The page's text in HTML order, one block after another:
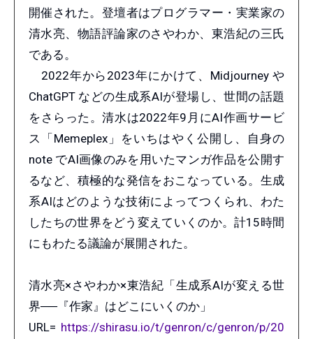
開催された。登壇者はプログラマー・実業家の
清水亮、物語評論家のさやわか、東浩紀の三氏
である。
2022年から2023年にかけて、Midjourney や
ChatGPT などの生成系AIが登場し、世間の話題
をさらった。清水は2022年9月にAI作画サービ
ス「Memeplex」をいちはやく公開し、自身の
note でAI画像のみを用いたマンガ作品を公開す
るなど、積極的な発信をおこなっている。生成
系AIはどのような技術によってつくられ、わた
したちの世界をどう変えていくのか。計15時間
にもわたる議論が展開された。
清水亮×さやわか×東浩紀「生成系AIが変える世
界──『作家』はどこにいくのか」
URL= https://shirasu.io/t/genron/c/genron/p/20